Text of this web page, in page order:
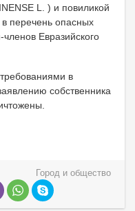
L. ) и повиликой
перечень опасных
Евразийского
в
собственника
Город и общество